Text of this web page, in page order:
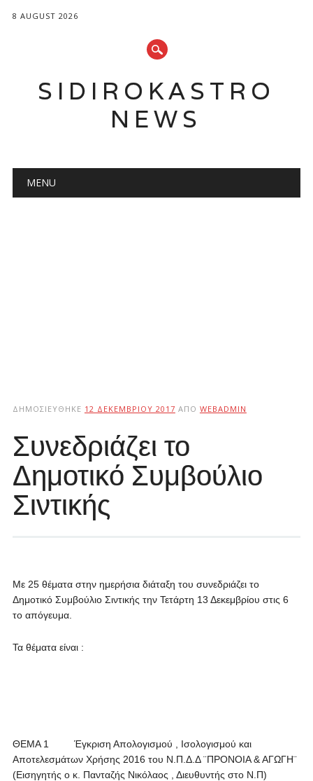
8 AUGUST 2026
SIDIROKASTRO
NEWS
Main menu
MENU
ΔΗΜΟΣΙΕΎΘΗΚΕ 12 ΔΕΚΕΜΒΡΊΟΥ 2017 ΑΠΌ WEBADMIN
Συνεδριάζει το
Δημοτικό Συμβούλιο
Σιντικής
Με 25 θέματα στην ημερήσια διάταξη του συνεδριάζει το
Δημοτικό Συμβούλιο Σιντικής την Τετάρτη 13 Δεκεμβρίου στις 6
το απόγευμα.
Τα θέματα είναι :
ΘΕΜΑ 1 Έγκριση Απολογισμού , Ισολογισμού και
Αποτελεσμάτων Χρήσης 2016 του Ν.Π.Δ.Δ ¨ΠΡΟΝΟΙΑ & ΑΓΩΓΗ¨
(Εισηγητής ο κ. Πανταζής Νικόλαος , Διευθυντής στο Ν.Π)